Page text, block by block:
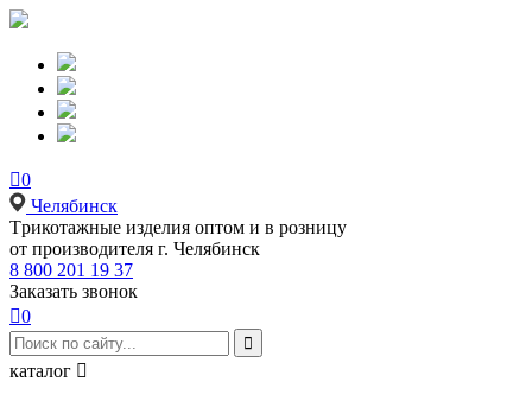
0
Челябинск
Tрикотажные изделия оптом и в розницу
от производителя г. Челябинск
8 800 201 19 37
Заказать звонок
0

каталог 